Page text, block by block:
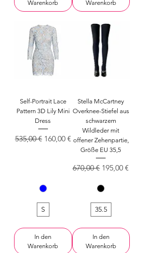
Warenkorb
Warenkorb
Self-Portrait Lace
Pattern 3D Lily Mini
Dress
Standardpreis
535,00 € Sale-Preis
160,00 €
S
In den
Warenkorb
Stella McCartney
Overknee-Stiefel aus
schwarzem
Wildleder mit
offener Zehenpartie,
Größe EU 35,5
Standardpreis
670,00 € Sale-Preis
195,00 €
35.5
In den
Warenkorb